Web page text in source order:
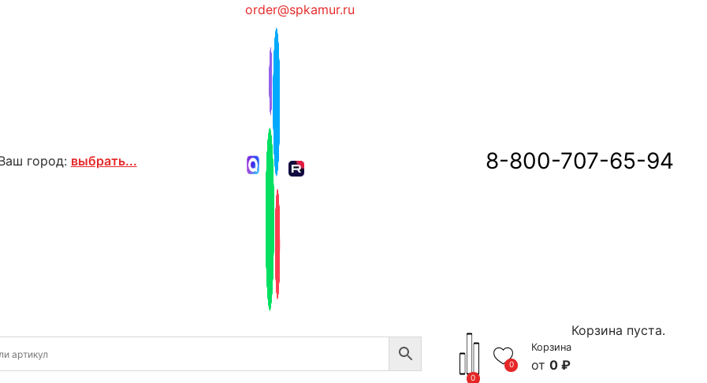
город: выбрать...
order@spkamur.ru
8-800-707-65-94
0
0
Корзина
0 ₽
Корзина пуста.